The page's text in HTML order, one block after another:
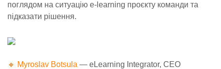
поглядом на ситуацію e-learning проєкту команди та
підказати рішення.
🔸 Myroslav Botsula — eLearning Integrator, CEO